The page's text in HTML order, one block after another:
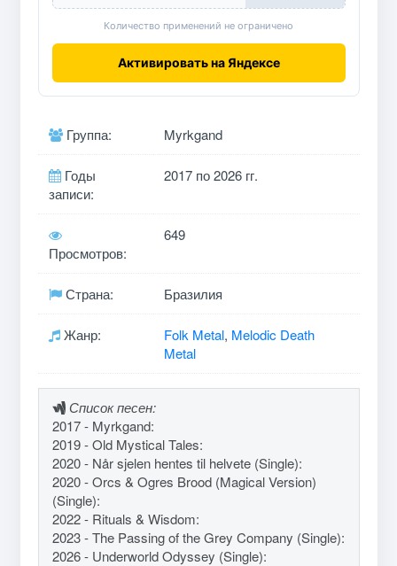
Количество применений не ограничено
Активировать на Яндексе
Группа: Myrkgand
Годы
записи:
2017 по 2026 гг.
Просмотров:
649
Страна: Бразилия
Жанр: Folk Metal, Melodic Death
Metal
Список песен:
2017 - Myrkgand:
2019 - Old Mystical Tales:
2020 - Når sjelen hentes til helvete (Single):
2020 - Orcs & Ogres Brood (Magical Version)
(Single):
2022 - Rituals & Wisdom:
2023 - The Passing of the Grey Company (Single):
2026 - Underworld Odyssey (Single):